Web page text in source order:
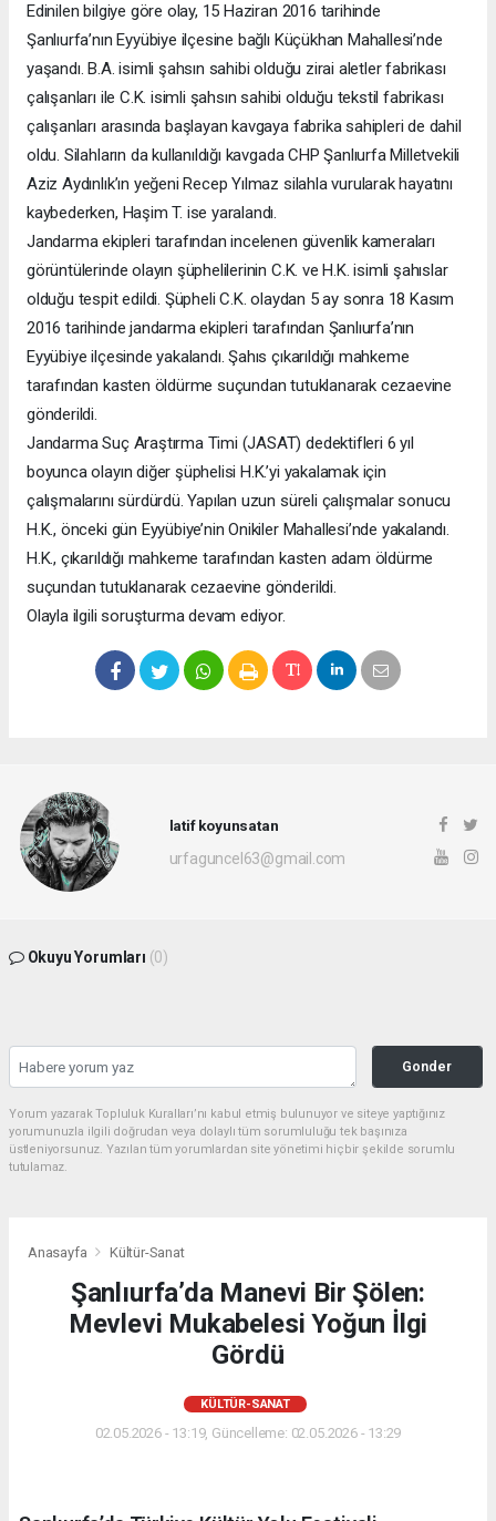
Edinilen bilgiye göre olay, 15 Haziran 2016 tarihinde
Şanlıurfa’nın Eyyübiye ilçesine bağlı Küçükhan Mahallesi’nde
yaşandı. B.A. isimli şahsın sahibi olduğu zirai aletler fabrikası
çalışanları ile C.K. isimli şahsın sahibi olduğu tekstil fabrikası
çalışanları arasında başlayan kavgaya fabrika sahipleri de dahil
oldu. Silahların da kullanıldığı kavgada CHP Şanlıurfa Milletvekili
Aziz Aydınlık’ın yeğeni Recep Yılmaz silahla vurularak hayatını
kaybederken, Haşim T. ise yaralandı.
Jandarma ekipleri tarafından incelenen güvenlik kameraları
görüntülerinde olayın şüphelilerinin C.K. ve H.K. isimli şahıslar
olduğu tespit edildi. Şüpheli C.K. olaydan 5 ay sonra 18 Kasım
2016 tarihinde jandarma ekipleri tarafından Şanlıurfa’nın
Eyyübiye ilçesinde yakalandı. Şahıs çıkarıldığı mahkeme
tarafından kasten öldürme suçundan tutuklanarak cezaevine
gönderildi.
Jandarma Suç Araştırma Timi (JASAT) dedektifleri 6 yıl
boyunca olayın diğer şüphelisi H.K.’yi yakalamak için
çalışmalarını sürdürdü. Yapılan uzun süreli çalışmalar sonucu
H.K., önceki gün Eyyübiye’nin Onikiler Mahallesi’nde yakalandı.
H.K., çıkarıldığı mahkeme tarafından kasten adam öldürme
suçundan tutuklanarak cezaevine gönderildi.
Olayla ilgili soruşturma devam ediyor.
latif koyunsatan
urfaguncel63@gmail.com
Okuyu Yorumları (0)
Gonder
Yorum yazarak Topluluk Kuralları’nı kabul etmiş bulunuyor ve siteye yaptığınız
yorumunuzla ilgili doğrudan veya dolaylı tüm sorumluluğu tek başınıza
üstleniyorsunuz. Yazılan tüm yorumlardan site yönetimi hiçbir şekilde sorumlu
tutulamaz.
Anasayfa Kültür-Sanat
Şanlıurfa’da Manevi Bir Şölen:
Mevlevi Mukabelesi Yoğun İlgi
Gördü
KÜLTÜR-SANAT
02.05.2026 - 13:19, Güncelleme: 02.05.2026 - 13:29